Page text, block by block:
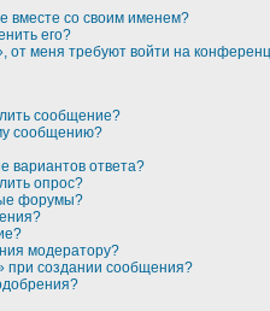
вместе со своим именем?
его?
от меня требуют войти на
сообщение?
сообщению?
вариантов ответа?
опрос?
форумы?
модератору?
при создании сообщения?